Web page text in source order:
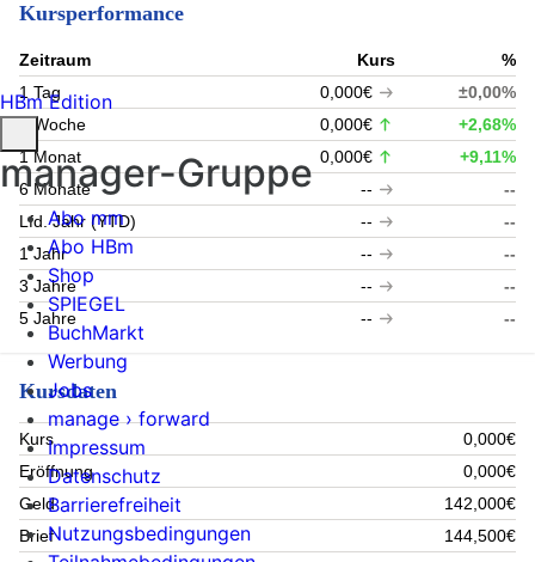
Kursperformance
Zeitraum Kurs
%
1 Tag
0,000€
±0,00%
1 Woche
0,000€
+2,68%
1 Monat
0,000€
+9,11%
6 Monate
--
--
Lfd. Jahr (YTD)
--
--
1 Jahr
--
--
3 Jahre
--
--
5 Jahre
-- --
Kursdaten
Kurs
0,000€
Eröffnung
0,000€
Geld
142,000€
Brief
144,500€
HBm Edition
manager-Gruppe
Abo mm
Abo HBm
Shop
SPIEGEL
BuchMarkt
Werbung
Jobs
manage › forward
Impressum
Datenschutz
Barrierefreiheit
Nutzungsbedingungen